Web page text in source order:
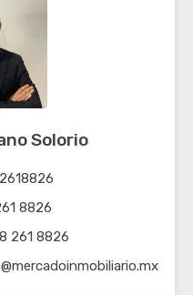
Solorio
8826
261 8826